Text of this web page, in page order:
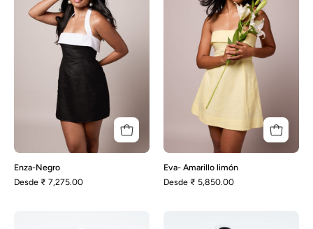
Enza-Negro
Desde ₹ 7,275.00
Eva- Amarillo limón
Desde ₹ 5,850.00